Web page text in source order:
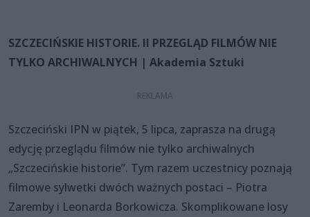
SZCZECIŃSKIE HISTORIE. II PRZEGLĄD FILMÓW NIE
TYLKO ARCHIWALNYCH | Akademia Sztuki
Szczeciński IPN w piątek, 5 lipca, zaprasza na drugą
edycję przeglądu filmów nie tylko archiwalnych
„Szczecińskie historie”. Tym razem uczestnicy poznają
filmowe sylwetki dwóch ważnych postaci – Piotra
Zaremby i Leonarda Borkowicza. Skomplikowane losy